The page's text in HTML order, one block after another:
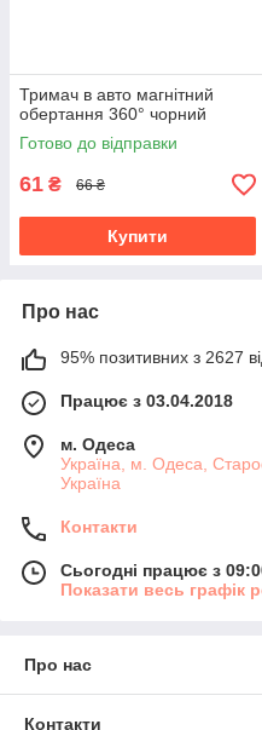
Тримач в авто магнітний
обертання 360° чорний
Готово до відправки
61 ₴ 66 ₴
Купити
Про нас
95% позитивних з 2627
Працює з 03.04.2018
м. Одеса
Україна, м. Одеса,
Україна
Контакти
Сьогодні працює з
Показати весь графік
Про нас
Контакти